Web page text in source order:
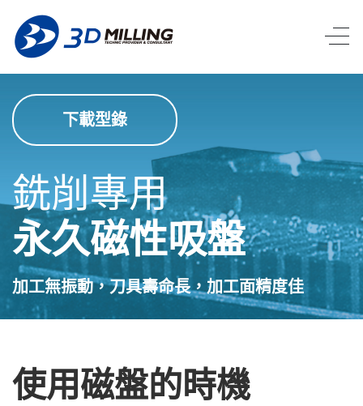
銑削專用
永久磁性吸盤
加工無振動，刀具壽命長，加工面精度佳
下載型錄
使用磁盤的時機